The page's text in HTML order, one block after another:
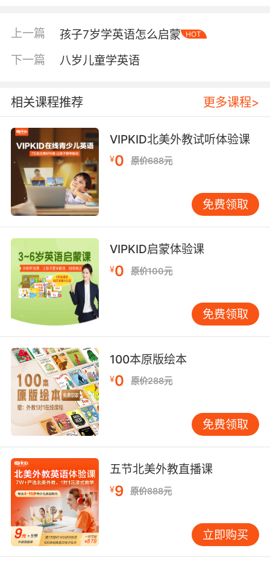
解的听力输入是开口说的前提。除动画和日常对
话，优质英文儿歌、有声故事、儿童播客都是很
好的听力材料。当孩子“听力库”积累到一定程
度，自然会产生表达欲望。此时，家长和老师应
to the park yesterday”，不必立刻纠正语法，可
先肯定其表达意愿：“Wow, you went to the
park!That sounds fun.”，随后在对话中自然重复
正确说法：“Yes, you went to the park
yesterday.” 这种“隐性纠错”能保护孩子自信，并
让其潜移默化吸收正确语言形式。 阅读是八岁孩
子可开始系统接触的领域。可从图画为主的绘
本，逐渐过渡到图文并茂的分级读物。分级读物
的优势在于根据孩子认知和语言能力设计，用有
限高频词汇讲述有趣故事，能让孩子体验“我能读
懂一本书”的成就感。亲子共读是很好的方式：家
长可指着图画提问，引导孩子观察和猜测，也可
分角色朗读。当孩子遇到生词时，不必急于查字
典，可鼓励其根据图片和上下文猜测词义，这本
身就是重要的阅读策略训练。 关于词汇和语法，
建议“在语境中学，在运用中学”。孤立记忆单词
列表效率低且易忘。更好方法是围绕一个主题
（如动物、家庭、学校），通过故事、歌曲、游
戏等方式，让孩子在丰富语境中反复接触相关词
汇。语法学习亦然，八岁孩子无需学习“现在进行
时”术语，但可通过大量例句和情境，理解并运用
“I am eating”、“He is running”等表达。游戏是
绝佳载体，例如“Simon Says”可练习祈使句和身
体部位词汇，“猜猜我在做什么”可练习现在进行
时。 每个孩子都是独特的，学习节奏和兴趣点不
同。有的喜欢唱歌，有的痴迷恐龙，有的对太空
好奇。家长和教育者应做细心的观察者，发现孩
子兴趣所在，并以此为切入点结合英语学习。例
如，为喜欢恐龙的孩子准备英文恐龙百科书或纪
录片；为喜欢手工的孩子寻找英文制作教程。当
上一篇 孩子7岁学英语怎么启蒙 HOT
下一篇 八岁儿童学英语
相关课程推荐 更多课程>
VIPKID北美外教试听体验课
¥0 原价688元
免费领取
VIPKID启蒙体验课
¥0 原价100元
免费领取
100本原版绘本
¥0 原价288元
免费领取
五节北美外教直播课
¥9 原价888元
立即购买